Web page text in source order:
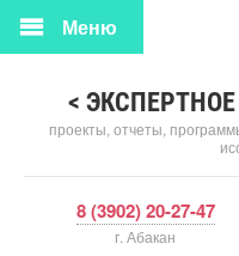
<
проекты, отчеты,
Меню
8 (3902) 20-27-47
г. Абакан